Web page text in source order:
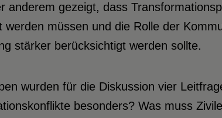
anderem gezeigt, dass
werden müssen und die Rolle der
stärker berücksichtigt werden sollte.
wurden für die Diskussion vier
besonders? Was muss